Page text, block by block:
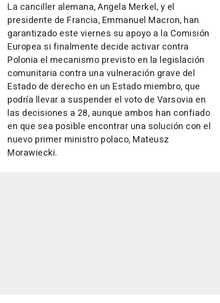
La canciller alemana, Angela Merkel, y el
presidente de Francia, Emmanuel Macron, han
garantizado este viernes su apoyo a la Comisión
Europea si finalmente decide activar contra
Polonia el mecanismo previsto en la legislación
comunitaria contra una vulneración grave del
Estado de derecho en un Estado miembro, que
podría llevar a suspender el voto de Varsovia en
las decisiones a 28, aunque ambos han confiado
en que sea posible encontrar una solución con el
nuevo primer ministro polaco, Mateusz
Morawiecki.